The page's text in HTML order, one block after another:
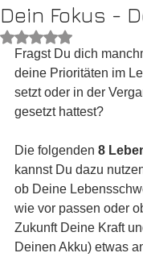
Dein Fokus -
Mit NaN von 5
Fragst Du dich
deine Prioritäten im
setzt oder in der
gesetzt hattest?
Die folgenden 8
kannst Du dazu
ob Deine
wie vor passen oder
Zukunft Deine Kraft
Deinen Akku) etwas